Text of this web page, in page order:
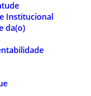
Institucional
da(o)